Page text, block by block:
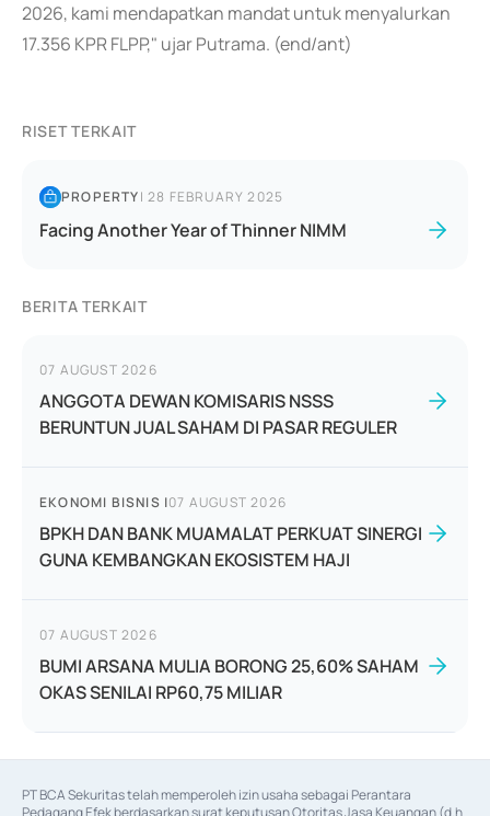
2026, kami mendapatkan mandat untuk menyalurkan
17.356 KPR FLPP," ujar Putrama. (end/ant)
RISET TERKAIT
PROPERTY|28 FEBRUARY 2025
Facing Another Year of Thinner NIMM
BERITA TERKAIT
07 AUGUST 2026
ANGGOTA DEWAN KOMISARIS NSSS
BERUNTUN JUAL SAHAM DI PASAR REGULER
EKONOMI BISNIS |07 AUGUST 2026
BPKH DAN BANK MUAMALAT PERKUAT SINERGI
GUNA KEMBANGKAN EKOSISTEM HAJI
07 AUGUST 2026
BUMI ARSANA MULIA BORONG 25,60% SAHAM
OKAS SENILAI RP60,75 MILIAR
PT BCA Sekuritas telah memperoleh izin usaha sebagai Perantara
Pedagang Efek berdasarkan surat keputusan Otoritas Jasa Keuangan (d.h